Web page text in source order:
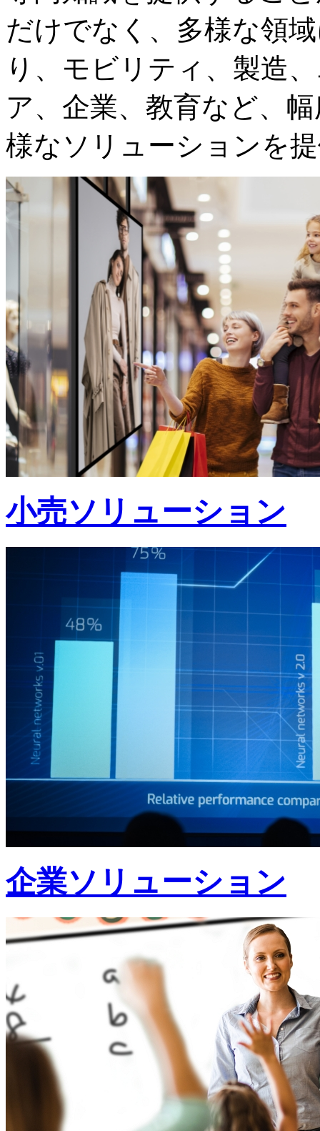
だけでなく、多様な領
り、モビリティ、製造
ア、企業、教育など、
様なソリューションを
小売ソリューション
企業ソリューション